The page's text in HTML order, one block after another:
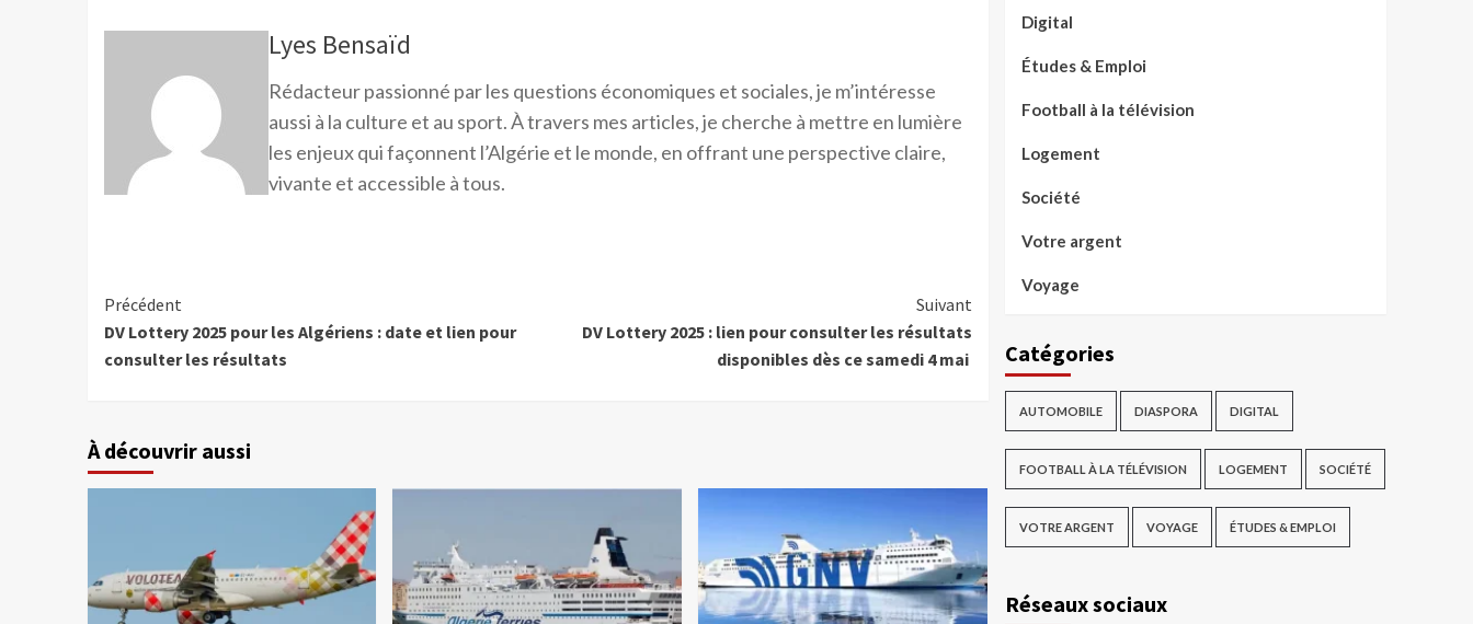
Lyes Bensaïd
Rédacteur passionné par les questions économiques et sociales, je m’intéresse
aussi à la culture et au sport. À travers mes articles, je cherche à mettre en lumière
les enjeux qui façonnent l’Algérie et le monde, en offrant une perspective claire,
vivante et accessible à tous.
Précédent
DV Lottery 2025 pour les Algériens : date et lien pour
consulter les résultats
Suivant
DV Lottery 2025 : lien pour consulter les résultats
disponibles dès ce samedi 4 mai
À découvrir aussi
Digital
Études & Emploi
Football à la télévision
Logement
Société
Votre argent
Voyage
Catégories
AUTOMOBILE DIASPORA DIGITAL
FOOTBALL À LA TÉLÉVISION LOGEMENT SOCIÉTÉ
VOTRE ARGENT VOYAGE ÉTUDES & EMPLOI
Réseaux sociaux